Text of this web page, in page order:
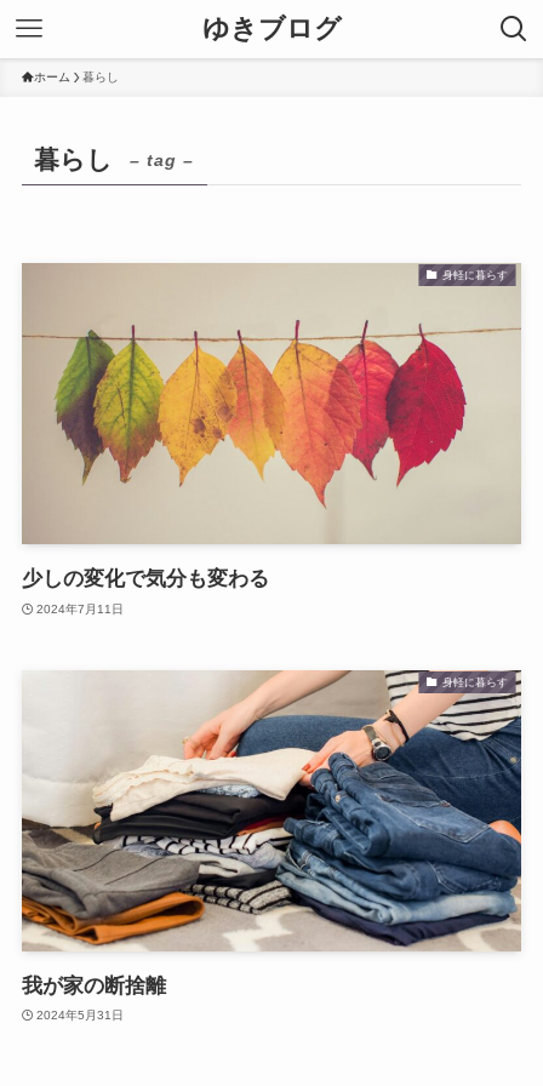
ゆきブログ
ホーム 暮らし
暮らし – tag –
身軽に暮らす
少しの変化で気分も変わる
2024年7月11日
身軽に暮らす
我が家の断捨離
2024年5月31日